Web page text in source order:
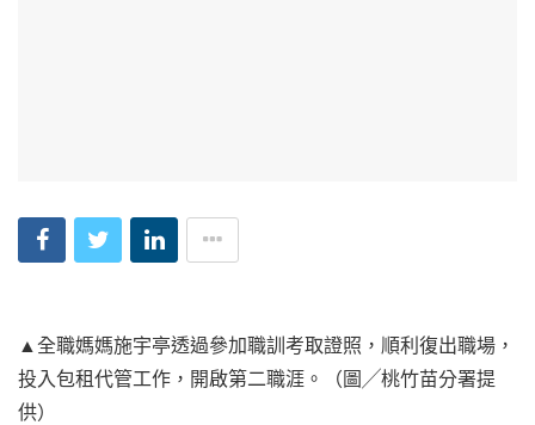
▲全職媽媽施宇亭透過參加職訓考取證照，順利復出職場，
投入包租代管工作，開啟第二職涯。（圖╱桃竹苗分署提
供）